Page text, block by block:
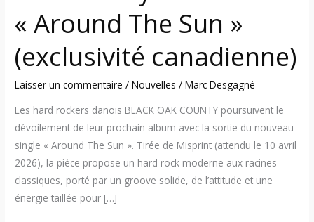
« Around The Sun »
(exclusivité canadienne)
Laisser un commentaire /Nouvelles /Marc Desgagné
Les hard rockers danois BLACK OAK COUNTY poursuivent le
dévoilement de leur prochain album avec la sortie du nouveau
single « Around The Sun ». Tirée de Misprint (attendu le 10 avril
2026), la pièce propose un hard rock moderne aux racines
classiques, porté par un groove solide, de l’attitude et une
énergie taillée pour […]
canadienne)